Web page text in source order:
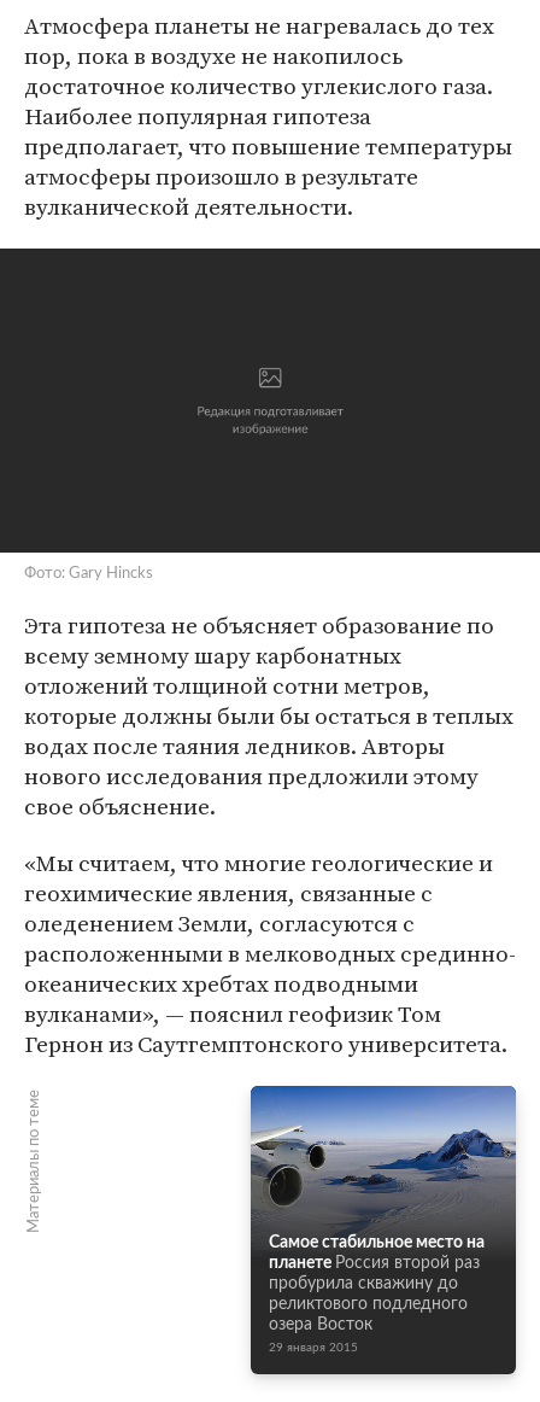
Атмосфера планеты не нагревалась до тех
пор, пока в воздухе не накопилось
достаточное количество углекислого газа.
Наиболее популярная гипотеза
предполагает, что повышение температуры
атмосферы произошло в результате
вулканической деятельности.
Фото: Gary Hincks
Эта гипотеза не объясняет образование по
всему земному шару карбонатных
отложений толщиной сотни метров,
которые должны были бы остаться в теплых
водах после таяния ледников. Авторы
нового исследования предложили этому
свое объяснение.
«Мы считаем, что многие геологические и
геохимические явления, связанные с
оледенением Земли, согласуются с
расположенными в мелководных срединно-
океанических хребтах подводными
вулканами», — пояснил геофизик Том
Гернон из Саутгемптонского университета.
Материалы по теме
Cамое стабильное место на
планете Россия второй раз
пробурила скважину до
реликтового подледного
озера Восток
29 января 2015